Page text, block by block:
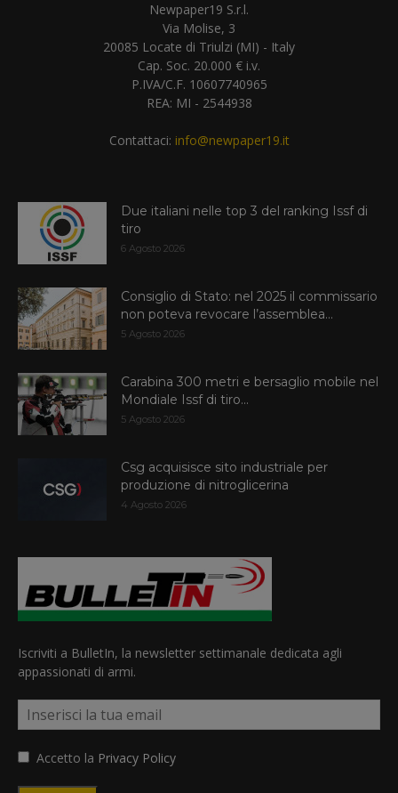
Newpaper19 S.r.l.
Via Molise, 3
20085 Locate di Triulzi (MI) - Italy
Cap. Soc. 20.000 € i.v.
P.IVA/C.F. 10607740965
REA: MI - 2544938
Contattaci: info@newpaper19.it
Due italiani nelle top 3 del ranking Issf di
tiro
6 Agosto 2026
Consiglio di Stato: nel 2025 il commissario
non poteva revocare l’assemblea...
5 Agosto 2026
Carabina 300 metri e bersaglio mobile nel
Mondiale Issf di tiro...
5 Agosto 2026
Csg acquisisce sito industriale per
produzione di nitroglicerina
4 Agosto 2026
Iscriviti a BulletIn, la newsletter settimanale dedicata agli
appassionati di armi.
Accetto la Privacy Policy